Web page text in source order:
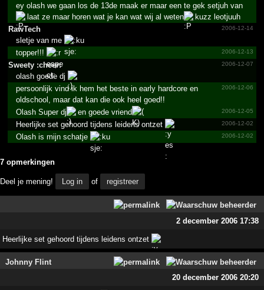
ey olash we gaan los de 13de maak er maar een te gek setjuh van
laat ze maar horen wat je kan wat wij al weten
kuzz leotjuuh
RawTech
2006-12-14
sletje van me
2006-12-13
topper!!!
Sweety :cheer:
2006-12-07
olash goede dj
2006-12-06
persoonlijk vind ik hem het beste in early hardcore en
oldschool, maar dat kan die ook heel goed!!
2006-12-05
Olash Super dj en goede vriend
2006-12-02
Heerlijke set gehoord tijdens leidens ontzet
2006-12-02
Olash is mijn schatje
7 opmerkingen
Deel je mening! Log in of registreer
2 december 2006 17:38
Heerlijke set gehoord tijdens leidens ontzet
Johnny Flint
20 december 2006 20:20